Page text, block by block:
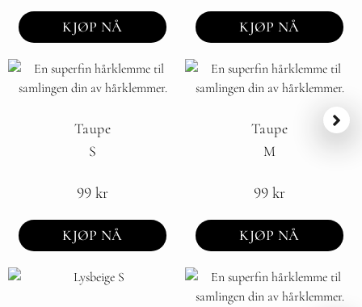
KJØP NÅ KJØP NÅ
Taupe
S
99 kr
KJØP NÅ
Taupe
M
99 kr
KJØP NÅ